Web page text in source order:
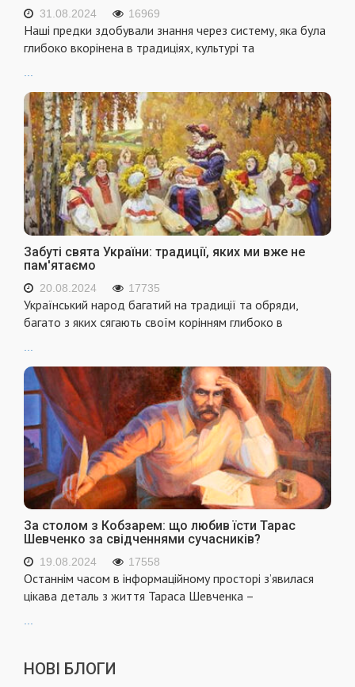
31.08.2024 16969
Наші предки здобували знання через систему, яка була
глибоко вкорінена в традиціях, культурі та
...
Забуті свята України: традиції, яких ми вже не
пам'ятаємо
20.08.2024 17735
Український народ багатий на традиції та обряди,
багато з яких сягають своїм корінням глибоко в
За столом з Кобзарем: що любив їсти Тарас
Шевченко за свідченнями сучасників?
19.08.2024 17558
Останнім часом в інформаційному просторі з’явилася
цікава деталь з життя Тараса Шевченка –
НОВІ БЛОГИ